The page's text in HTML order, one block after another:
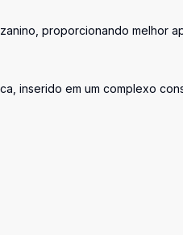
proporcionando melhor
inserido em um complexo